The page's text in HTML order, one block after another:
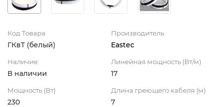
Код Товара
ГКвТ (белый)
Производитель
Eastec
Наличие:
В наличии
Линейная мощность (Вт/м)
17
Мощность (Вт)
230
Длина греющего кабеля (м)
7